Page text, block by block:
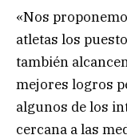
«Nos
atletas los
también
mejores logros
algunos de los
cercana a las